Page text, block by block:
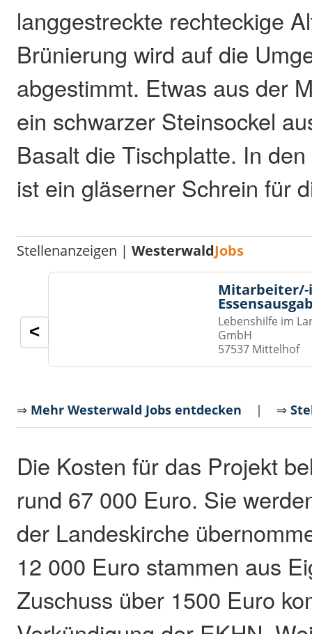
langgestreckte rechteckige
Brünierung wird auf die
abgestimmt. Etwas aus der
ein schwarzer Steinsockel
Basalt die Tischplatte. In
ist ein gläserner Schrein für
Stellenanzeigen |WesterwaldJobs
Lebenshilfe im
GmbH
57537 Mittelhof
<
⇒ Mehr Westerwald Jobs entdecken | ⇒
Die Kosten für das Projekt
rund 67 000 Euro. Sie
der Landeskirche
12 000 Euro stammen aus
Zuschuss über 1500 Euro